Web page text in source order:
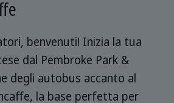
benvenuti! Inizia la tua
dal Pembroke Park &
degli autobus accanto al
la base perfetta per